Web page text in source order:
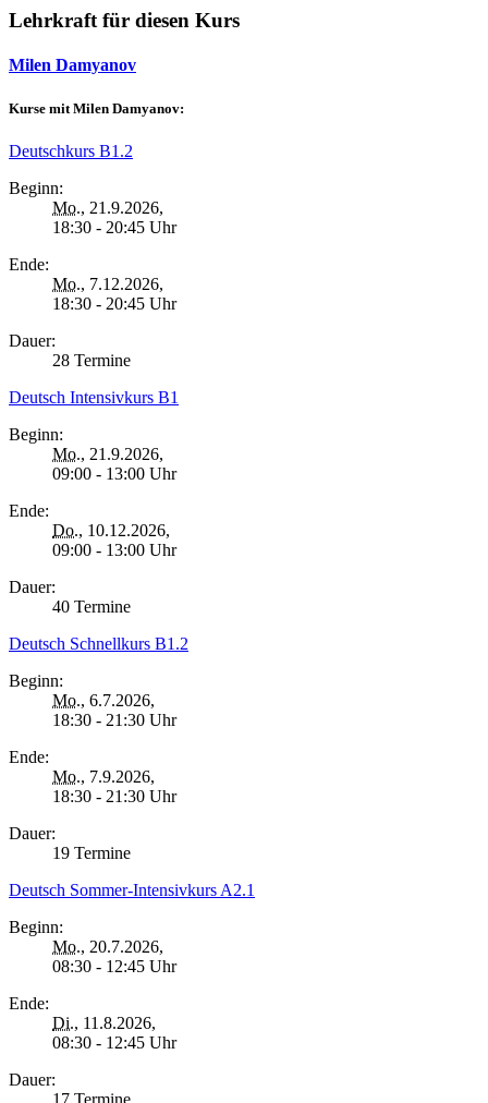
Lehrkraft für diesen Kurs
Milen Damyanov
Kurse mit Milen Damyanov:
Deutschkurs B1.2
Beginn:
Mo., 21.9.2026,
18:30 - 20:45 Uhr
Ende:
Mo., 7.12.2026,
18:30 - 20:45 Uhr
Dauer:
28 Termine
Deutsch Intensivkurs B1
Beginn:
Mo., 21.9.2026,
09:00 - 13:00 Uhr
Ende:
Do., 10.12.2026,
09:00 - 13:00 Uhr
Dauer:
40 Termine
Deutsch Schnellkurs B1.2
Beginn:
Mo., 6.7.2026,
18:30 - 21:30 Uhr
Ende:
Mo., 7.9.2026,
18:30 - 21:30 Uhr
Dauer:
19 Termine
Deutsch Sommer-Intensivkurs A2.1
Beginn:
Mo., 20.7.2026,
08:30 - 12:45 Uhr
Ende:
Di., 11.8.2026,
08:30 - 12:45 Uhr
Dauer:
17 Termine